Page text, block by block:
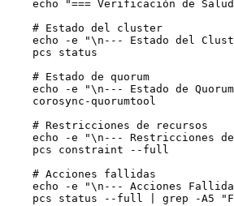
echo "=== Verificación de
    # Estado del cluster
echo -e "\n--- Estado del
    pcs status
    # Estado de quorum
echo -e "\n--- Estado de
    corosync-quorumtool
    # Restricciones de recursos
echo -e "\n--- Restricciones
    pcs constraint --full
    # Acciones fallidas
echo -e "\n--- Acciones
pcs status --full | grep -A5